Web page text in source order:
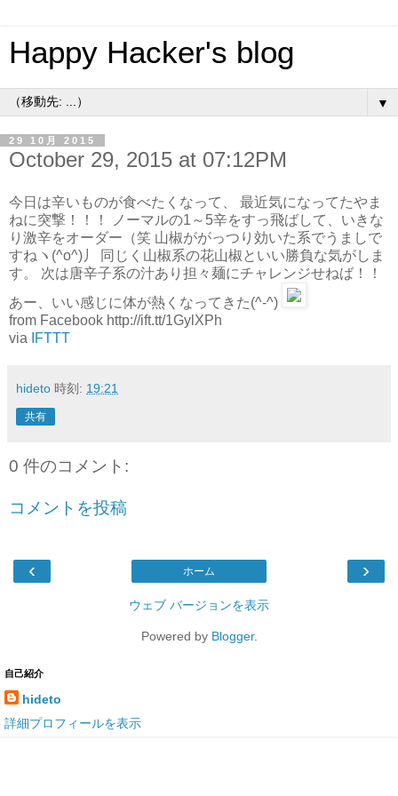
Happy Hacker's blog
▼
29 10月 2015
October 29, 2015 at 07:12PM
今日は辛いものが食べたくなって、 最近気になってたやま
ねに突撃！！！ ノーマルの1～5辛をすっ飛ばして、いきな
り激辛をオーダー（笑 山椒ががっつり効いた系でうましで
すねヽ(^o^)丿 同じく山椒系の花山椒といい勝負な気がしま
す。 次は唐辛子系の汁あり担々麺にチャレンジせねば！！
あー、いい感じに体が熱くなってきた(^-^)
from Facebook http://ift.tt/1GylXPh
via
IFTTT
hideto 時刻: 19:21
共有
0 件のコメント:
コメントを投稿
‹ ›
ホーム
ウェブ バージョンを表示
Powered by Blogger.
自己紹介
hideto
詳細プロフィールを表示